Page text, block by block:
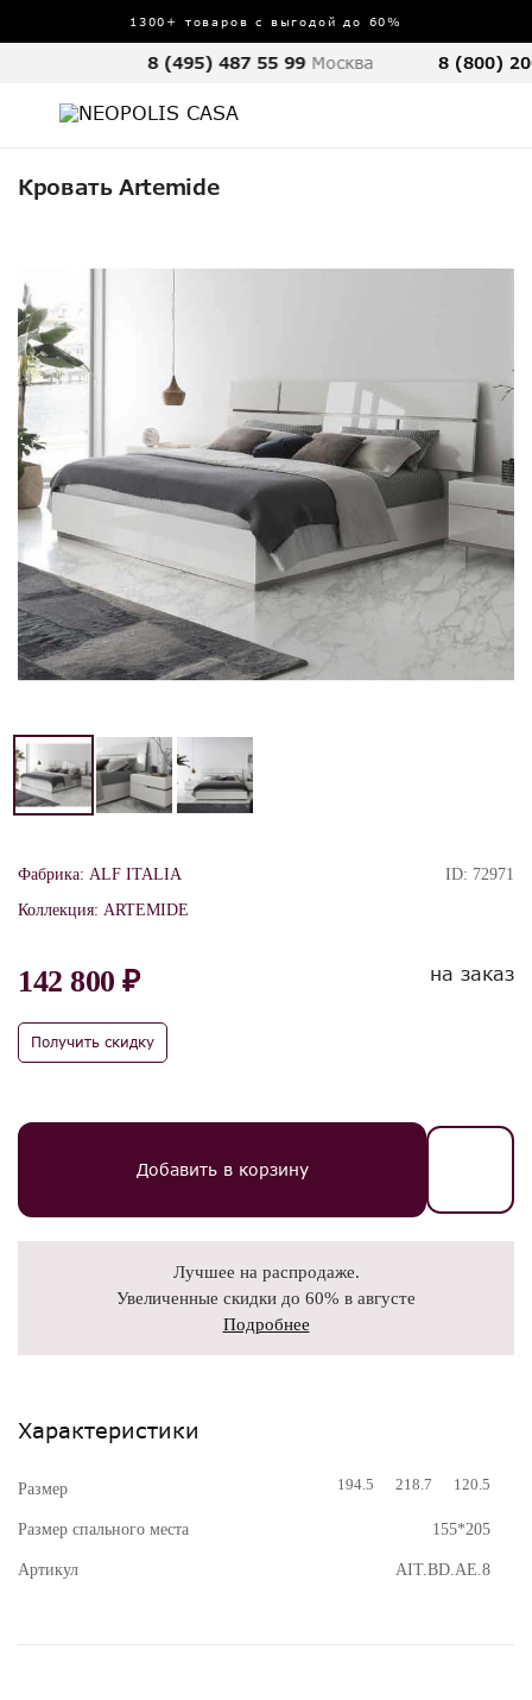
1300+ товаров с выгодой до 60%
8 (495) 487 55 99 Москва 8 (800)
Кровать Artemide
Фабрика: ALF ITALIA
Коллекция: ARTEMIDE
ID: 72971
142 800 ₽
Получить скидку
на заказ
Добавить в корзину
Лучшее на распродаже.
Увеличенные скидки до 60% в августе
Подробнее
Характеристики
Размер 194.5 218.7 120.5
Размер спального места 155*205
Артикул AIT.BD.AE.8